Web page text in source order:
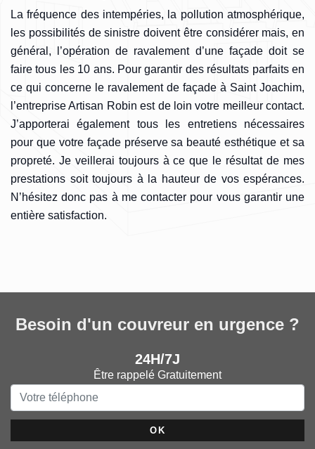
La fréquence des intempéries, la pollution atmosphérique,
les possibilités de sinistre doivent être considérer mais, en
général, l’opération de ravalement d’une façade doit se
faire tous les 10 ans. Pour garantir des résultats parfaits en
ce qui concerne le ravalement de façade à Saint Joachim,
l’entreprise Artisan Robin est de loin votre meilleur contact.
J’apporterai également tous les entretiens nécessaires
pour que votre façade préserve sa beauté esthétique et sa
propreté. Je veillerai toujours à ce que le résultat de mes
prestations soit toujours à la hauteur de vos espérances.
N’hésitez donc pas à me contacter pour vous garantir une
entière satisfaction.
Besoin d'un couvreur en urgence ?
24H/7J
Être rappelé Gratuitement